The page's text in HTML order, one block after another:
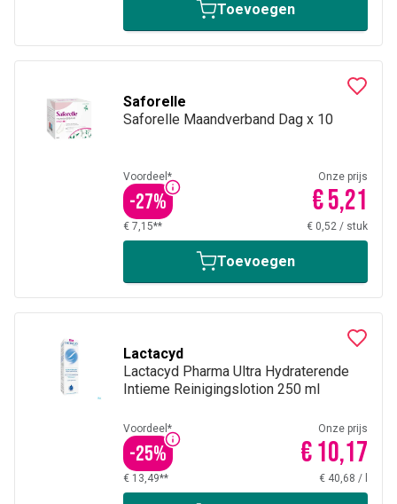
Toevoegen
Saforelle
Saforelle Maandverband Dag x 10
Voordeel*
-27%
Onze prijs
€ 5,21
€ 7,15** € 0,52 / stuk
Toevoegen
Lactacyd
Lactacyd Pharma Ultra Hydraterende
Intieme Reinigingslotion 250 ml
Voordeel*
-25%
Onze prijs
€ 10,17
€ 13,49** € 40,68 /